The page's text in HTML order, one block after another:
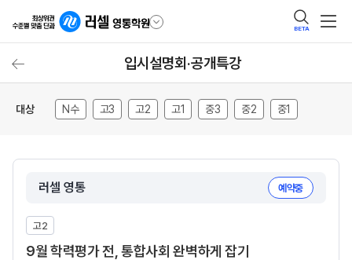
BETA
입시설명회·공개특강
대상 N수 고3 고2 고1 중3 중2 중1
러셀 영통 예약중
고2
9월 학력평가 전, 통합사회 완벽하게 잡기